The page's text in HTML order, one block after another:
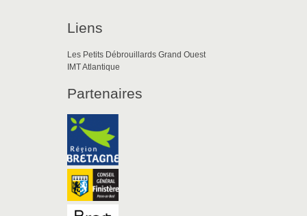
Liens
Les Petits Débrouillards Grand Ouest
IMT Atlantique
Partenaires